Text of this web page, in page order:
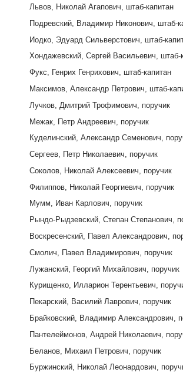
Львов, Николай Агапович, штаб-капитан
Подревский, Владимир Никонович, штаб-
Иодко, Эдуард Сильверстович, штаб-
Хондажевский, Сергей Васильевич, штаб-
Фукс, Генрих Генрихович, штаб-капитан
Максимов, Александр Петрович, штаб-
Лучков, Дмитрий Трофимович, поручик
Межак, Петр Андреевич, поручик
Куделинский, Александр Семенович,
Сергеев, Петр Николаевич, поручик
Соколов, Николай Алексеевич, поручик
Филиппов, Николай Георгиевич, поручик
Мумм, Иван Карлович, поручик
Рындо-Рыдзевский, Степан Степанович,
Воскресенский, Павел Александрович,
Смолич, Павел Владимирович, поручик
Лужанский, Георгий Михайлович, поручик
Курищенко, Илларион Терентьевич,
Пекарский, Василий Лаврович, поручик
Брайковский, Владимир Александрович,
Пантелеймонов, Андрей Николаевич,
Беланов, Михаил Петрович, поручик
Буржинский, Николай Леонардович,